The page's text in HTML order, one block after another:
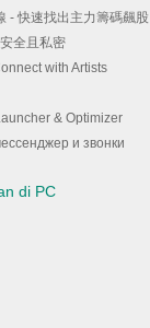
- 快速找出主力籌碼飆股
全且私密
with Artists
& Optimizer
и звонки
di PC